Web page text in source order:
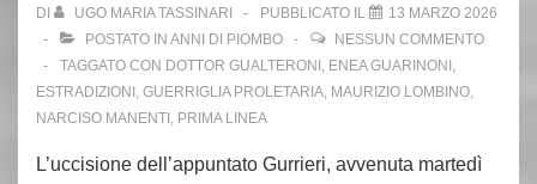
morto,
8
DI UGO MARIA TASSINARI PUBBLICATO IL
13 MARZO 2026
POSTATO IN ANNI DI PIOMBO
NESSUN COMMENTO
TAGGATO CON DOTTOR GUALTERONI , ENEA GUARINONI ,
ESTRADIZIONI , GUERRIGLIA PROLETARIA, MAURIZIO LOMBINO,
NARCISO MANENTI , PRIMA LINEA
L’uccisione dell’appuntato Gurrieri, avvenuta martedì